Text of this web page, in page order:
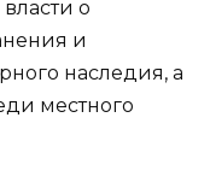
о
и
наследия, а
местного